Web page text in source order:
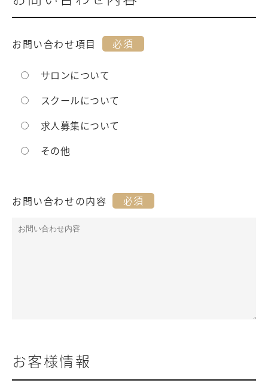
お問い合わせ項目 必須
サロンについて
スクールについて
求人募集について
その他
お問い合わせの内容 必須
お客様情報